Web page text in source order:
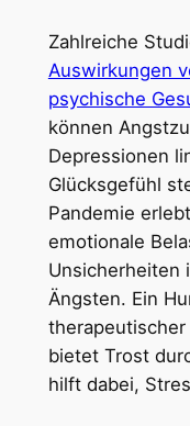
Zahlreiche
Auswirkungen
psychische
können
Depressionen
Glücksgefühl
Pandemie
emotionale
Unsicherheiten
Ängsten. Ein
bietet Trost
hilft dabei,